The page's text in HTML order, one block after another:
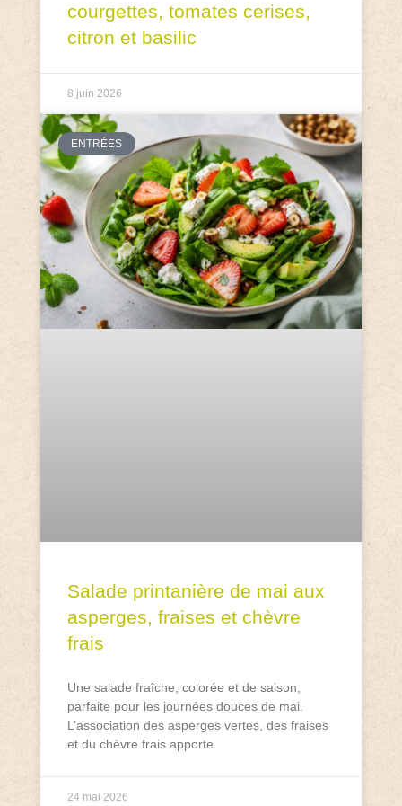
courgettes, tomates cerises,
citron et basilic
8 juin 2026
ENTRÉES
Salade printanière de mai aux
asperges, fraises et chèvre
frais
Une salade fraîche, colorée et de saison,
parfaite pour les journées douces de mai.
L’association des asperges vertes, des fraises
et du chèvre frais apporte
24 mai 2026